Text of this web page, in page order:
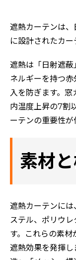
遮熱カーテンは
に設計されたカー
遮熱は「日射遮
ネルギーを持つ
入を防ぎます。
内温度上昇の7割
ーテンの重要性が
素材
遮熱カーテンに
ステル、ポリウ
す。これらの素材
遮熱効果を発揮